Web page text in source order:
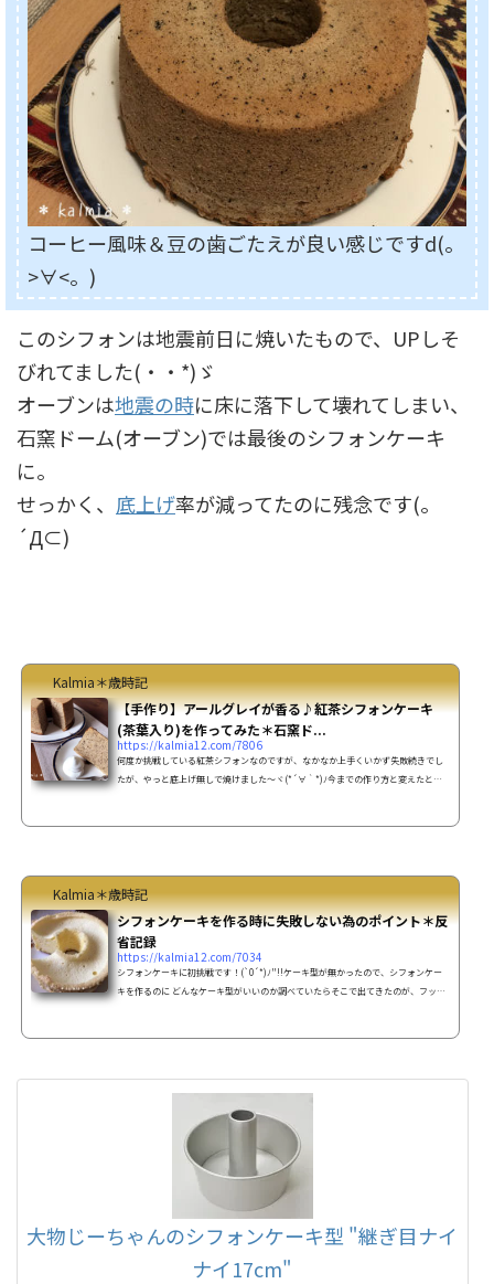
コーヒー風味＆豆の歯ごたえが良い感じですd(。
>∀<。)
このシフォンは地震前日に焼いたもので、UPしそ
びれてました(・・*)ゞ
オーブンは地震の時に床に落下して壊れてしまい、
石窯ドーム(オーブン)では最後のシフォンケーキ
に。
せっかく、 底上げ率が減ってたのに残念です(｡
´Д⊂)
Kalmia＊歳時記
【手作り】アールグレイが香る♪紅茶シフォンケーキ
(茶葉入り)を作ってみた＊石窯ド...
https://kalmia12.com/7806
何度か挑戦している紅茶シフォンなのですが、なかなか上手くいかず失敗続きでし
たが、やっと底上げ無しで焼けました～ヾ(*´∀｀*)ﾉ今までの作り方と変えたとこ
Kalmia＊歳時記
シフォンケーキを作る時に失敗しない為のポイント＊反
省記録
https://kalmia12.com/7034
シフォンケーキに初挑戦です！(`0´*)ﾉ"!!ケーキ型が無かったので、シフォンケー
キを作るのに どんなケーキ型がいいのか調べていたらそこで出てきたのが、フッ素
大物じーちゃんのシフォンケーキ型 "継ぎ目ナイ
ナイ17cm"